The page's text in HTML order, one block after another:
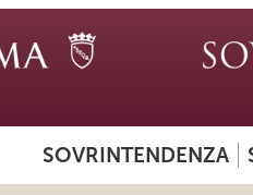
SOVRINTENDENZA